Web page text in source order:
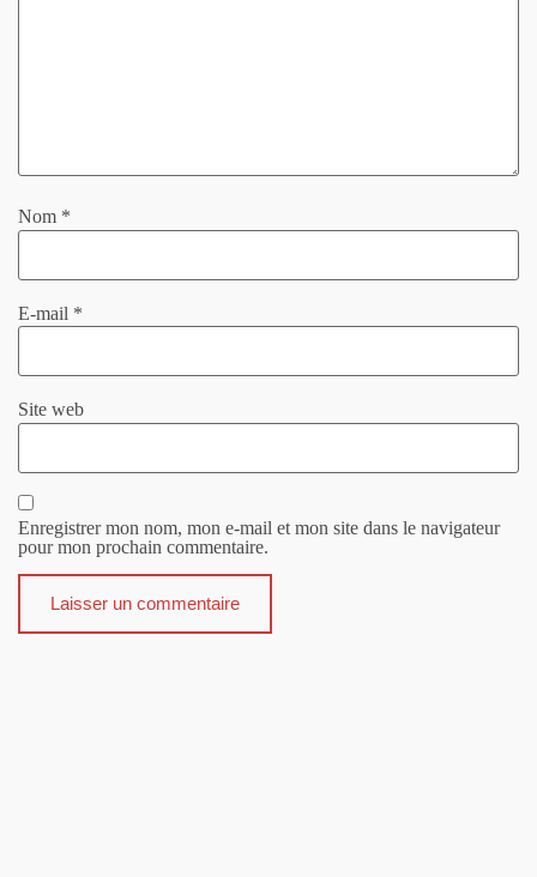
Nom *
E-mail *
Site web
Enregistrer mon nom, mon e-mail et mon site dans le navigateur
pour mon prochain commentaire.